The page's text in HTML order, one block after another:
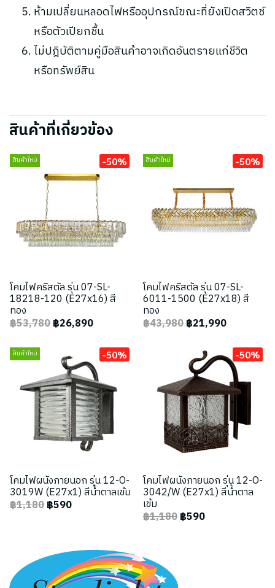
ห้ามเปลี่ยนหลอดไฟหรืออุปกรณ์ขณะที่ยังเปิดสวิตช์
หรือตัวเปียกชื้น
ไม่ปฎิบัติตามคู่มือสินค้าอาจเกิดอันตรายแก่ชีวิต
หรือทรัพย์สิน
สินค้าที่เกี่ยวข้อง
สินค้าใหม่ -50%
โคมไฟคริสตัล รุ่น 07-SL-
18218-120 (E27x16) สี
ทอง
฿53,780฿26,890
สินค้าใหม่ -50%
โคมไฟคริสตัล รุ่น 07-SL-
6011-1500 (E27x18) สี
ทอง
฿43,980฿21,990
สินค้าใหม่ -50%
โคมไฟผนังภายนอก รุ่น 12-O-
3019W (E27x1) สีน้ำตาลเข้ม
฿1,180฿590
-50%
โคมไฟผนังภายนอก รุ่น 12-O-
3042/W (E27x1) สีน้ำตาล
เข้ม
฿1,180฿590